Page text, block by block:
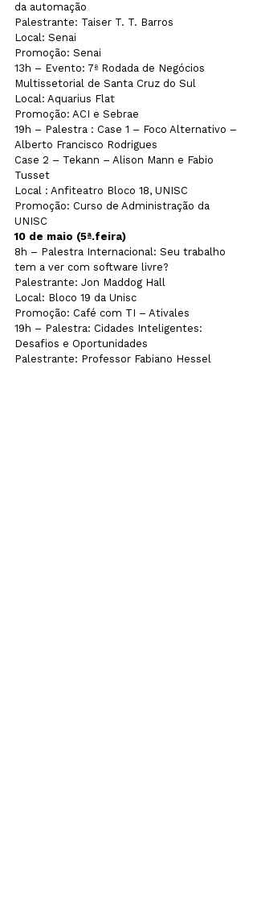
da automação
Palestrante: Taiser T. T. Barros
Local: Senai
Promoção: Senai
13h – Evento: 7ª Rodada de Negócios
Multissetorial de Santa Cruz do Sul
Local: Aquarius Flat
Promoção: ACI e Sebrae
19h – Palestra : Case 1 – Foco Alternativo –
Alberto Francisco Rodrigues
Case 2 – Tekann – Alison Mann e Fabio
Tusset
Local : Anfiteatro Bloco 18, UNISC
Promoção: Curso de Administração da
UNISC
10 de maio (5ª.feira)
8h – Palestra Internacional: Seu trabalho
tem a ver com software livre?
Palestrante: Jon Maddog Hall
Local: Bloco 19 da Unisc
Promoção: Café com TI – Ativales
19h – Palestra: Cidades Inteligentes:
Desafios e Oportunidades
Palestrante: Professor Fabiano Hessel